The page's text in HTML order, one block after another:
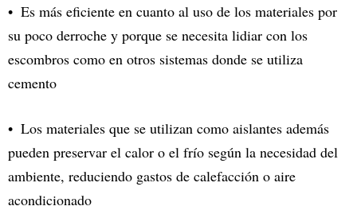
Es más eficiente en cuanto al uso de los materiales por
su poco derroche y porque se necesita lidiar con los
escombros como en otros sistemas donde se utiliza
cemento
Los materiales que se utilizan como aislantes además
pueden preservar el calor o el frío según la necesidad del
ambiente, reduciendo gastos de calefacción o aire
acondicionado